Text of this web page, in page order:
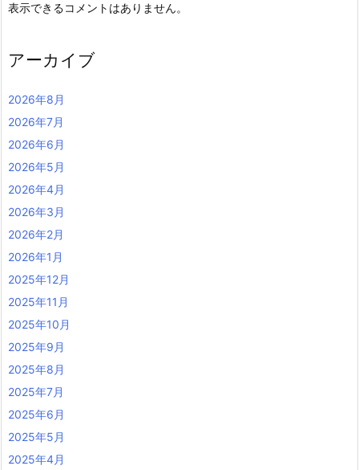
表示できるコメントはありません。
アーカイブ
2026年8月
2026年7月
2026年6月
2026年5月
2026年4月
2026年3月
2026年2月
2026年1月
2025年12月
2025年11月
2025年10月
2025年9月
2025年8月
2025年7月
2025年6月
2025年5月
2025年4月